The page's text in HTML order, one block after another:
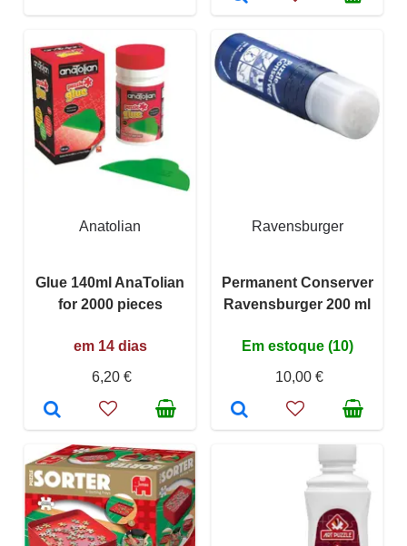
Anatolian
Glue 140ml AnaTolian
for 2000 pieces
em 14 dias
6,20 €
Ravensburger
Permanent Conserver
Ravensburger 200 ml
Em estoque (10)
10,00 €